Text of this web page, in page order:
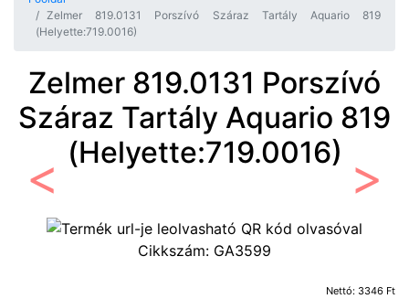
Zelmer 819.0131 Porszívó Száraz Tartály Aquario 819
(Helyette:719.0016)
Zelmer 819.0131 Porszívó
Száraz Tartály Aquario 819
(Helyette:719.0016)
Előző
Cikkszám: GA3599
Nettó: 3346 Ft